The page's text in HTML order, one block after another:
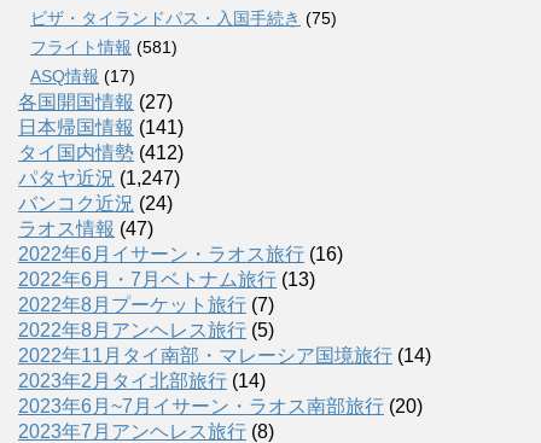
ビザ・タイランドパス・入国手続き (75)
フライト情報 (581)
ASQ情報 (17)
各国開国情報 (27)
日本帰国情報 (141)
タイ国内情勢 (412)
パタヤ近況 (1,247)
バンコク近況 (24)
ラオス情報 (47)
2022年6月イサーン・ラオス旅行 (16)
2022年6月・7月ベトナム旅行 (13)
2022年8月プーケット旅行 (7)
2022年8月アンヘレス旅行 (5)
2022年11月タイ南部・マレーシア国境旅行 (14)
2023年2月タイ北部旅行 (14)
2023年6月~7月イサーン・ラオス南部旅行 (20)
2023年7月アンヘレス旅行 (8)